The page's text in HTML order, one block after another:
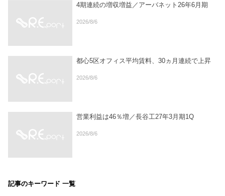
4期連続の増収増益／アーバネット26年6月期
2026/8/6
都心5区オフィス平均賃料、30ヵ月連続で上昇
2026/8/6
営業利益は46％増／長谷工27年3月期1Q
2026/8/6
記事のキーワード 一覧